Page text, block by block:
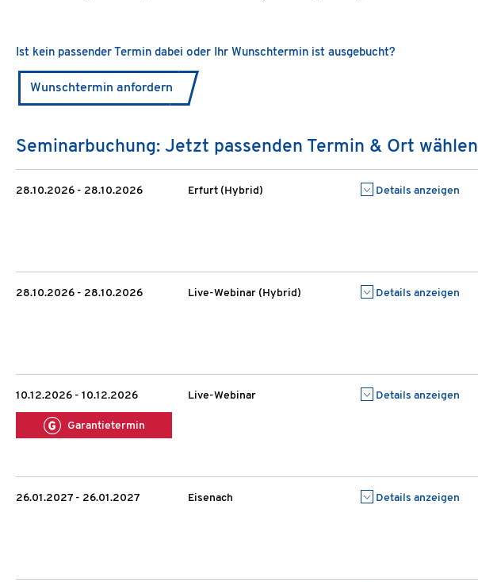
Ist kein passender Termin dabei oder Ihr Wunschtermin ist ausgebucht?
Wunschtermin anfordern
Seminarbuchung: Jetzt passenden Termin & Ort wählen
28.10.2026 - 28.10.2026 Erfurt (Hybrid) Details anzeigen
28.10.2026 - 28.10.2026 Live-Webinar (Hybrid) Details anzeigen
10.12.2026 - 10.12.2026
Garantietermin
Live-Webinar Details anzeigen
26.01.2027 - 26.01.2027 Eisenach Details anzeigen